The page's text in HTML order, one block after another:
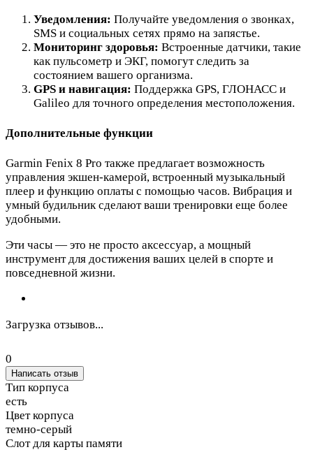
Уведомления: Получайте уведомления о звонках,
SMS и социальных сетях прямо на запястье.
Мониторинг здоровья: Встроенные датчики, такие
как пульсометр и ЭКГ, помогут следить за
состоянием вашего организма.
GPS и навигация: Поддержка GPS, ГЛОНАСС и
Galileo для точного определения местоположения.
Дополнительные функции
Garmin Fenix 8 Pro также предлагает возможность
управления экшен-камерой, встроенный музыкальный
плеер и функцию оплаты с помощью часов. Вибрация и
умный будильник сделают ваши тренировки еще более
удобными.
Эти часы — это не просто аксессуар, а мощный
инструмент для достижения ваших целей в спорте и
повседневной жизни.
Загрузка отзывов...
0
Написать отзыв
Тип корпуса
есть
Цвет корпуса
темно-серый
Слот для карты памяти